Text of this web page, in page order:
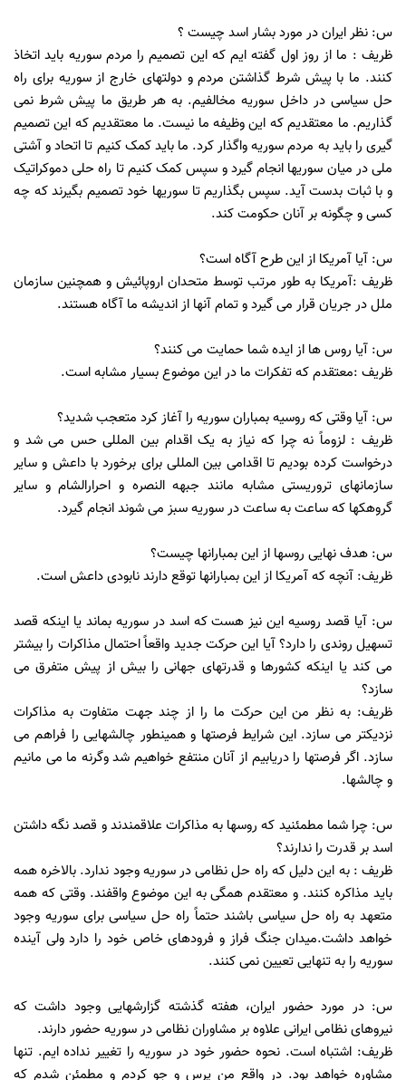
س: نظر ایران در مورد بشار اسد چیست ؟
ظریف : ما از روز اول گفته ایم که این تصمیم را مردم سوریه باید اتخاذ
کنند. ما با پیش شرط گذاشتن مردم و دولتهای خارج از سوریه برای راه
حل سیاسی در داخل سوریه مخالفیم. به هر طریق ما پیش شرط نمی
گذاریم. ما معتقدیم که این وظیفه ما نیست. ما معتقدیم که این تصمیم
گیری را باید به مردم سوریه واگذار کرد. ما باید کمک کنیم تا اتحاد و آشتی
ملی در میان سوریها انجام گیرد و سپس کمک کنیم تا راه حلی دموکراتیک
و با ثبات بدست آید. سپس بگذاریم تا سوریها خود تصمیم بگیرند که چه
کسی و چگونه بر آنان حکومت کند.
س: آیا آمریکا از این طرح آگاه است؟
ظریف :آمریکا به طور مرتب توسط متحدان اروپائیش و همچنین سازمان
ملل در جریان قرار می گیرد و تمام آنها از اندیشه ما آگاه هستند.
س: آیا روس ها از ایده شما حمایت می کنند؟
ظریف :معتقدم که تفکرات ما در این موضوع بسیار مشابه است.
س: آیا وقتی که روسیه بمباران سوریه را آغاز کرد متعجب شدید؟
ظریف : لزوماً نه چرا که نیاز به یک اقدام بین المللی حس می شد و
درخواست کرده بودیم تا اقدامی بین المللی برای برخورد با داعش و سایر
سازمانهای تروریستی مشابه مانند جبهه النصره و احرارالشام و سایر
گروهکها که ساعت به ساعت در سوریه سبز می شوند انجام گیرد.
س: هدف نهایی روسها از این بمبارانها چیست؟
ظریف: آنچه که آمریکا از این بمبارانها توقع دارند نابودی داعش است.
س: آیا قصد روسیه این نیز هست که اسد در سوریه بماند یا اینکه قصد
تسهیل روندی را دارد؟ آیا این حرکت جدید واقعاً احتمال مذاکرات را بیشتر
می کند یا اینکه کشورها و قدرتهای جهانی را بیش از پیش متفرق می
سازد؟
ظریف: به نظر من این حرکت ما را از چند جهت متفاوت به مذاکرات
نزدیکتر می سازد. این شرایط فرصتها و همینطور چالشهایی را فراهم می
سازد. اگر فرصتها را دریابیم از آنان منتفع خواهیم شد وگرنه ما می مانیم
و چالشها.
س: چرا شما مطمئنید که روسها به مذاکرات علاقمندند و قصد نگه داشتن
اسد بر قدرت را ندارند؟
ظریف : به این دلیل که راه حل نظامی در سوریه وجود ندارد. بالاخره همه
باید مذاکره کنند. و معتقدم همگی به این موضوع واقفند. وقتی که همه
متعهد به راه حل سیاسی باشند حتماً راه حل سیاسی برای سوریه وجود
خواهد داشت.میدان جنگ فراز و فرودهای خاص خود را دارد ولی آینده
سوریه را به تنهایی تعیین نمی کنند.
س: در مورد حضور ایران، هفته گذشته گزارشهایی وجود داشت که
نیروهای نظامی ایرانی علاوه بر مشاوران نظامی در سوریه حضور دارند.
ظریف: اشتباه است. نحوه حضور خود در سوریه را تغییر نداده ایم. تنها
مشاوره خواهد بود. در واقع من پرس و جو کردم و مطمئن شدم که